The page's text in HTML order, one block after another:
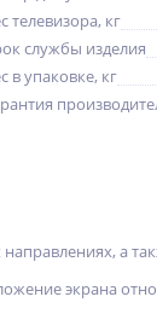
телевизора, кг
службы изделия
в упаковке, кг
а
экрана